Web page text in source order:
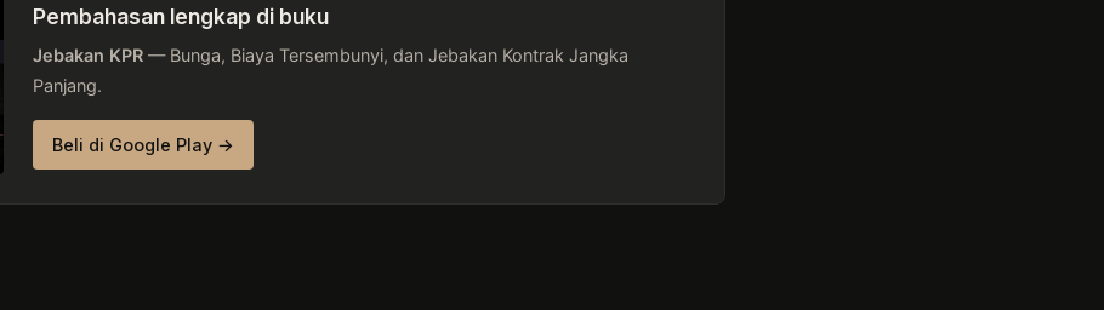
Pembahasan lengkap di buku
Jebakan KPR — Bunga, Biaya Tersembunyi, dan Jebakan Kontrak Jangka
Panjang.
Beli di Google Play →